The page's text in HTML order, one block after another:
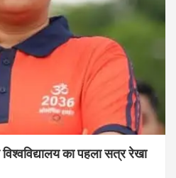
का पहला सत्र रेखा